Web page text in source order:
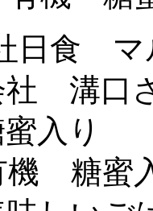
機 糖蜜